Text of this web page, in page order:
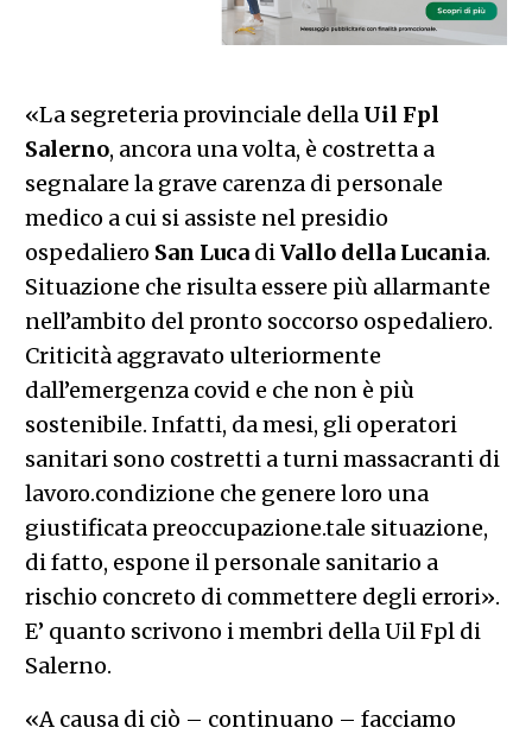
«La segreteria provinciale della Uil Fpl
Salerno, ancora una volta, è costretta a
segnalare la grave carenza di personale
medico a cui si assiste nel presidio
ospedaliero San Luca diVallo della Lucania.
Situazione che risulta essere più allarmante
nell’ambito del pronto soccorso ospedaliero.
Criticità aggravato ulteriormente
dall’emergenza covid e che non è più
sostenibile. Infatti, da mesi, gli operatori
sanitari sono costretti a turni massacranti di
lavoro.condizione che genere loro una
giustificata preoccupazione.tale situazione,
di fatto, espone il personale sanitario a
rischio concreto di commettere degli errori».
E’ quanto scrivono i membri della Uil Fpl di
Salerno.
«A causa di ciò – continuano – facciamo